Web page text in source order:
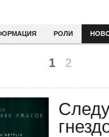
РОЛИ
1 2